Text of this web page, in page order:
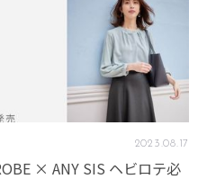
2023 .08.17
× ANY SIS ヘビロテ必